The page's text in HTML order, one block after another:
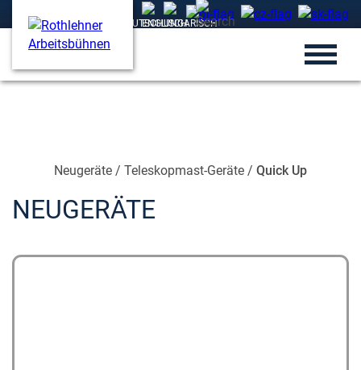
Neugeräte / Teleskopmast-Geräte / Quick Up
NEUGERÄTE